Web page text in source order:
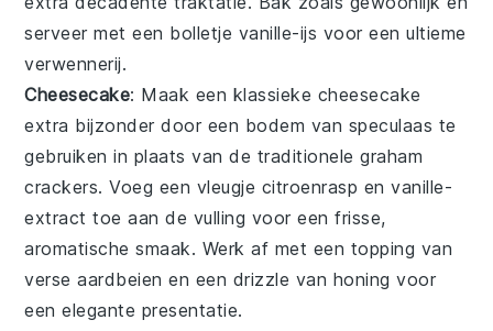
serveer met een bolletje vanille-ijs voor een ultieme
verwennerij.
Cheesecake: Maak een klassieke cheesecake
extra bijzonder door een bodem van speculaas te
gebruiken in plaats van de traditionelegraham
crackers. Voeg een vleugje citroenrasp envanille-
extract toe aan de vulling voor een frisse,
aromatische smaak. Werk af met een topping van
verseaardbeien en een drizzle van honing voor
een elegante presentatie.